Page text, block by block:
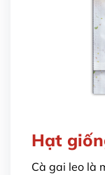
Hạt
Cà gai leo là